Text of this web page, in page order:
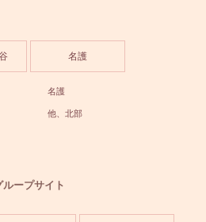
名護
名護
他、北部
ループサイト